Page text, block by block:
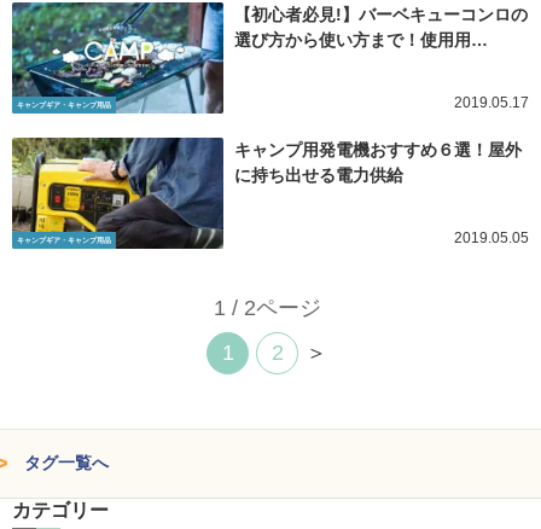
キャンプギア・キャンプ用品
【初心者必見!】バーベキューコンロの
選び方から使い方まで！使用用…
2019.05.17
キャンプギア・キャンプ用品
キャンプ用発電機おすすめ６選！屋外
に持ち出せる電力供給
2019.05.05
1 / 2ページ
1
2 ＞
タグ一覧へ
カテゴリー